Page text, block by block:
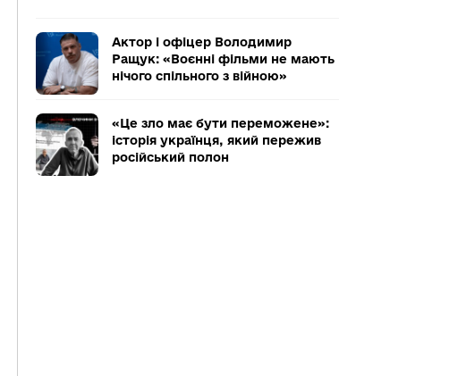
Актор і офіцер Володимир
Ращук: «Воєнні фільми не мають
нічого спільного з війною»
«Це зло має бути переможене»:
історія українця, який пережив
російський полон